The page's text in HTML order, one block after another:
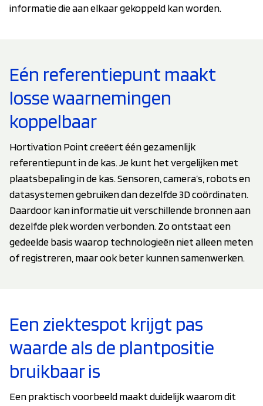
informatie die aan elkaar gekoppeld kan worden.
Eén referentiepunt maakt
losse waarnemingen
koppelbaar
Hortivation Point creëert één gezamenlijk
referentiepunt in de kas. Je kunt het vergelijken met
plaatsbepaling in de kas. Sensoren, camera’s, robots en
datasystemen gebruiken dan dezelfde 3D coördinaten.
Daardoor kan informatie uit verschillende bronnen aan
dezelfde plek worden verbonden. Zo ontstaat een
gedeelde basis waarop technologieën niet alleen meten
of registreren, maar ook beter kunnen samenwerken.
Een ziektespot krijgt pas
waarde als de plantpositie
bruikbaar is
Een praktisch voorbeeld maakt duidelijk waarom dit